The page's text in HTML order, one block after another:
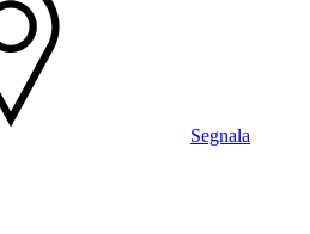
Segnala